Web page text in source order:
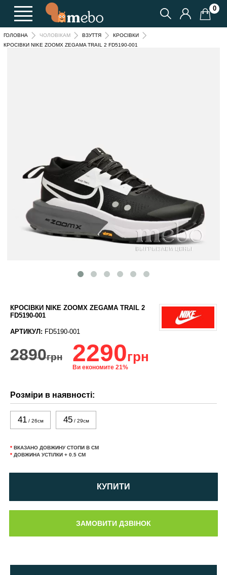
0
ГОЛОВНА ЧОЛОВІКАМ ВЗУТТЯ
КРОСІВКИ
КРОСІВКИ NIKE ZOOMX ZEGAMA TRAIL 2 FD5190-001
КРОСІВКИ NIKE ZOOMX ZEGAMA TRAIL 2
FD5190-001
АРТИКУЛ: FD5190-001
2890грн 2290грн
Ви економите 21%
Розміри в наявності:
41/ 26см 45/ 29см
* ВКАЗАНО ДОВЖИНУ СТОПИ В СМ
* ДОВЖИНА УСТІЛКИ + 0.5 СМ
КУПИТИ